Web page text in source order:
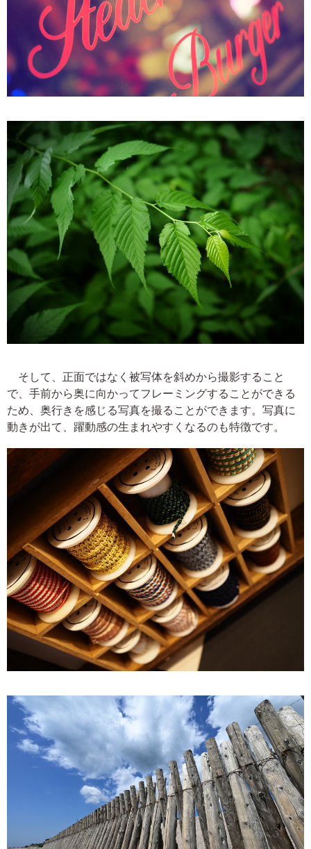
そして、正面ではなく被写体を斜めから撮影すること
で、手前から奥に向かってフレーミングすることができる
ため、奥行きを感じる写真を撮ることができます。写真に
動きが出て、躍動感の生まれやすくなるのも特徴です。